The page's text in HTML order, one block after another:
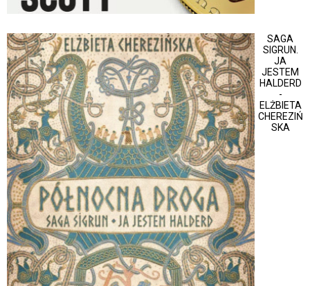
SAGA
SIGRUN.
JA
JESTEM
HALDERD
-
ELŻBIETA
CHEREZIŃ
SKA